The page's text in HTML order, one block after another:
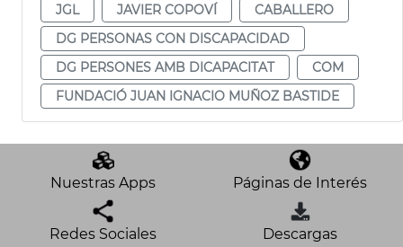
JGL
JAVIER COPOVÍ
CABALLERO
DG PERSONAS CON DISCAPACIDAD
DG PERSONES AMB DICAPACITAT
COM
FUNDACIÓ JUAN IGNACIO MUÑOZ BASTIDE
Nuestras Apps Páginas de Interés
Redes Sociales Descargas